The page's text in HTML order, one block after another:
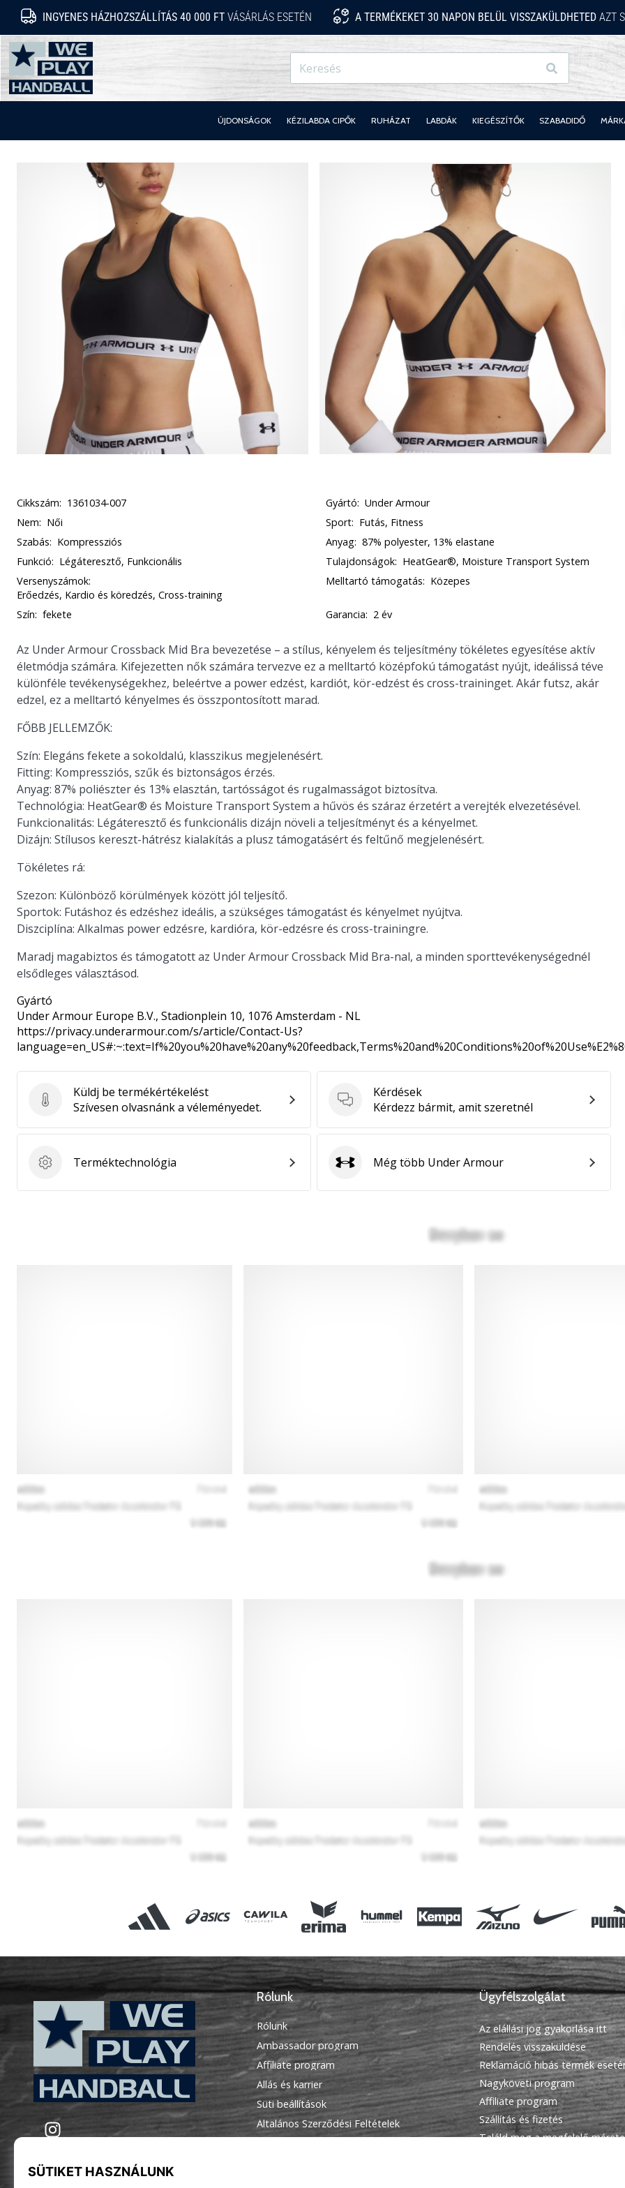
INGYENES HÁZHOZSZÁLLÍTÁS 40 000 FT VÁSÁRLÁS ESETÉN A TERMÉKEKET 30 NAPON BELÜL VISSZAKÜLDHETEDAZT
WePlayHandball.hu
Keresés
ÚJDONSÁGOK KÉZILABDA CIPŐK RUHÁZAT LABDÁK KIEGÉSZÍTŐK SZABADIDŐ
Cikkszám: 1361034-007 Gyártó: Under Armour
Nem: Női Sport: Futás, Fitness
Szabás: Kompressziós Anyag: 87% polyester, 13% elastane
Funkció: Légáteresztő, Funkcionális Tulajdonságok: HeatGear®, Moisture Transport System
Versenyszámok:
Erőedzés, Kardio és köredzés, Cross-training
Melltartó támogatás: Közepes
Szín: fekete Garancia: 2 év
Az Under Armour Crossback Mid Bra bevezetése – a stílus, kényelem és teljesítmény tökéletes egyesítése aktív
életmódja számára. Kifejezetten nők számára tervezve ez a melltartó középfokú támogatást nyújt, ideálissá téve
különféle tevékenységekhez, beleértve a power edzést, kardiót, kör-edzést és cross-traininget. Akár futsz, akár
edzel, ez a melltartó kényelmes és összpontosított marad.
FŐBB JELLEMZŐK:
Szín: Elegáns fekete a sokoldalú, klasszikus megjelenésért.
Fitting: Kompressziós, szűk és biztonságos érzés.
Anyag: 87% poliészter és 13% elasztán, tartósságot és rugalmasságot biztosítva.
Technológia: HeatGear® és Moisture Transport System a hűvös és száraz érzetért a verejték elvezetésével.
Funkcionalitás: Légáteresztő és funkcionális dizájn növeli a teljesítményt és a kényelmet.
Dizájn: Stílusos kereszt-hátrész kialakítás a plusz támogatásért és feltűnő megjelenésért.
Tökéletes rá:
Szezon: Különböző körülmények között jól teljesítő.
Sportok: Futáshoz és edzéshez ideális, a szükséges támogatást és kényelmet nyújtva.
Diszciplína: Alkalmas power edzésre, kardióra, kör-edzésre és cross-trainingre.
Maradj magabiztos és támogatott az Under Armour Crossback Mid Bra-nal, a minden sporttevékenységednél
elsődleges választásod.
Gyártó
Under Armour Europe B.V., Stadionplein 10, 1076 Amsterdam - NL
https://privacy.underarmour.com/s/article/Contact-Us?
Küldj be termékértékelést
Küldj be termékértékelést
Szívesen olvasnánk a véleményedet.
Kérdések
Kérdések
Kérdezz bármit, amit szeretnél
Terméktechnológia
Terméktechnológia Under Armour
Még több Under Armour
WePlayHandball.hu
Instagram
Rólunk
Rólunk
Ambassador program
Affiliate program
Állás és karrier
Süti beállítások
Általános Szerződési Feltételek
Ügyfélszolgálat
Az elállási jog gyakorlása itt
Rendelés visszaküldése
Reklamáció hibás termék
Nagyköveti program
Affiliate program
Szállítás és fizetés
Találd meg a megfelelő